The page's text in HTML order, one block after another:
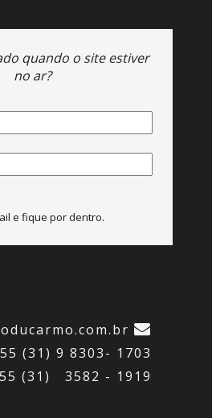
quando o site estiver
no ar?
e fique por dentro.
(31) 9 8303- 1703
(31) 3582 - 1919